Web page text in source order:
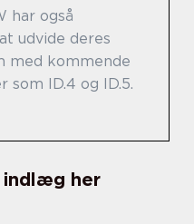
har også
udvide deres
med kommende
som ID.4 og ID.5.
her